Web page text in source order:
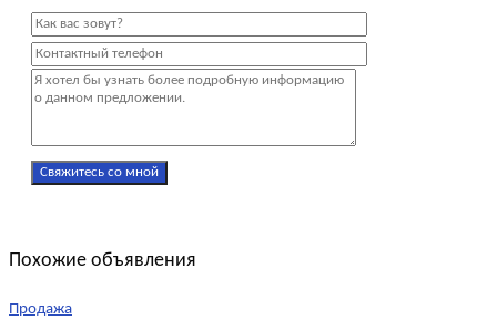
Похожие объявления
Продажа